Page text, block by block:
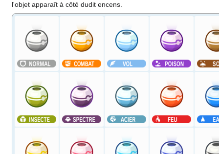
l'objet apparaît à côté dudit encens.